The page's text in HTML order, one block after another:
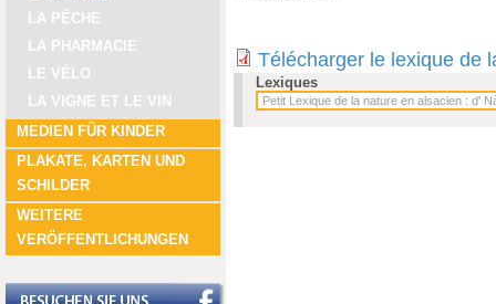
LA PÊCHE
LA PHARMACIE
LE VÉLO
LA VIGNE ET LE VIN
MEDIEN FÜR KINDER
PLAKATE, KARTEN UND
SCHILDER
WEITERE
VERÖFFENTLICHUNGEN
Télécharger le lexique de
Lexiques